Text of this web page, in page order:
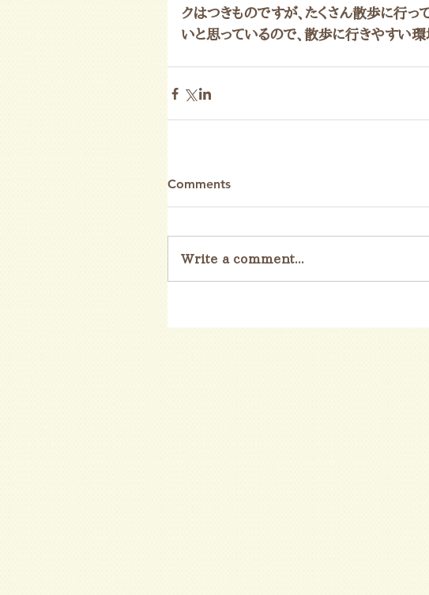
クはつきものですが、たくさん散歩に行
いと思っているので、散歩に行きやすい環
Comments
Write a comment...